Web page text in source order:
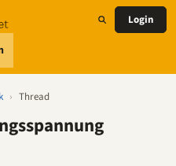
Login
› Thread